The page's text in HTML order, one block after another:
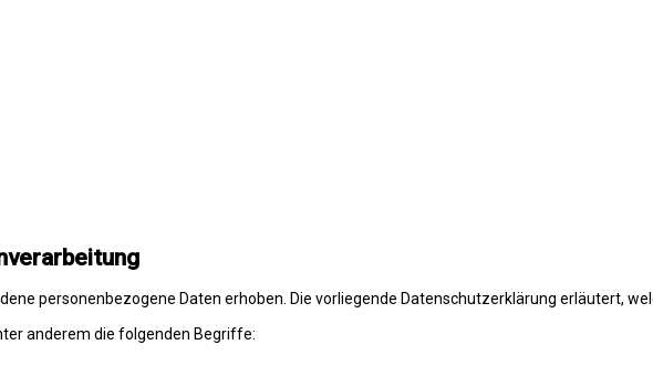
personenbezogene Daten erhoben. Die vorliegende Datenschutzerklärung erläutert,
anderem die folgenden Begriffe: